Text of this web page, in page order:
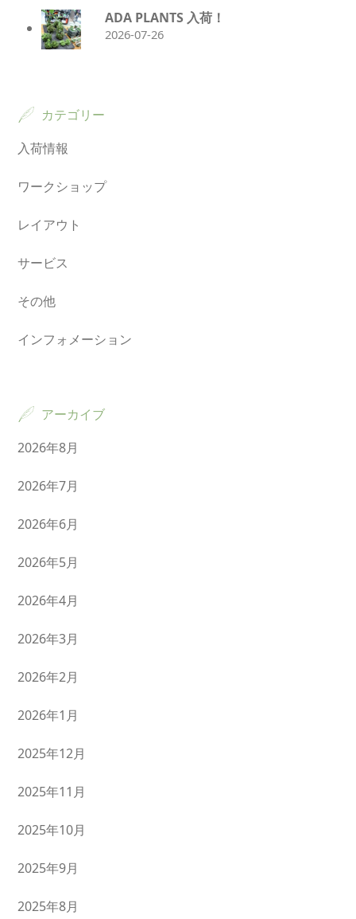
ADA PLANTS 入荷！
2026-07-26
カテゴリー
入荷情報
ワークショップ
レイアウト
サービス
その他
インフォメーション
アーカイブ
2026年8月
2026年7月
2026年6月
2026年5月
2026年4月
2026年3月
2026年2月
2026年1月
2025年12月
2025年11月
2025年10月
2025年9月
2025年8月